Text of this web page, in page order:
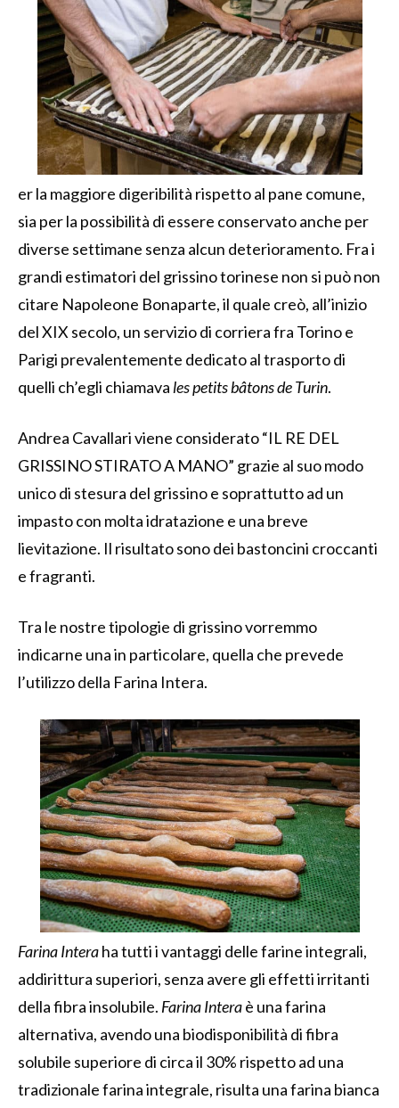
er la maggiore digeribilità rispetto al pane comune,
sia per la possibilità di essere conservato anche per
diverse settimane senza alcun deterioramento. Fra i
grandi estimatori del grissino torinese non si può non
citare Napoleone Bonaparte, il quale creò, all’inizio
del XIX secolo, un servizio di corriera fra Torino e
Parigi prevalentemente dedicato al trasporto di
quelli ch’egli chiamava les petits bâtons de Turin.
Andrea Cavallari viene considerato “IL RE DEL
GRISSINO STIRATO A MANO” grazie al suo modo
unico di stesura del grissino e soprattutto ad un
impasto con molta idratazione e una breve
lievitazione. Il risultato sono dei bastoncini croccanti
e fragranti.
Tra le nostre tipologie di grissino vorremmo
indicarne una in particolare, quella che prevede
l’utilizzo della Farina Intera.
Farina Interaha tutti i vantaggi delle farine integrali,
addirittura superiori, senza avere gli effetti irritanti
della fibra insolubile. Farina Interaè una farina
alternativa, avendo una biodisponibilità di fibra
solubile superiore di circa il 30% rispetto ad una
tradizionale farina integrale, risulta una farina bianca